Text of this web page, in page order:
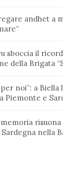
andhet a
sboccia il
della Brigata
per noi”: a
Piemonte e
nella